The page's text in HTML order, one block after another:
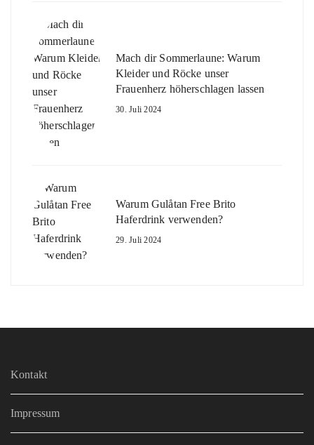
Mach dir Sommerlaune: Warum
Kleider und Röcke unser
Frauenherz höherschlagen lassen
30. Juli 2024
Warum Gulåtan Free Brito
Haferdrink verwenden?
29. Juli 2024
Kontakt
Impressum